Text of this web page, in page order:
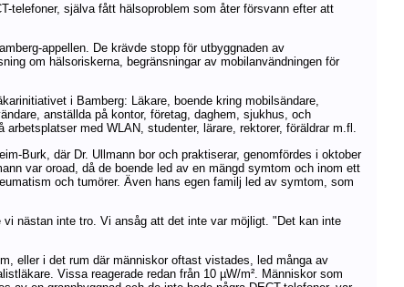
telefoner, själva fått hälsoproblem som åter försvann efter att
appellen. De krävde stopp för utbyggnaden av
om hälsoriskerna, begränsningar av mobilanvändningen för
i Bamberg: Läkare, boende kring mobilsändare,
anställda på kontor, företag, daghem, sjukhus, och
med WLAN, studenter, lärare, rektorer, föräldrar m.fl.
Burk, där Dr. Ullmann bor och praktiserar, genomfördes i oktober
var oroad, då de boende led av en mängd symtom och inom ett
och tumörer. Även hans egen familj led av symtom, som
nästan inte tro. Vi ansåg att det inte var möjligt. "Det kan inte
eller i det rum där människor oftast vistades, led många av
Vissa reagerade redan från 10 µW/m². Människor som